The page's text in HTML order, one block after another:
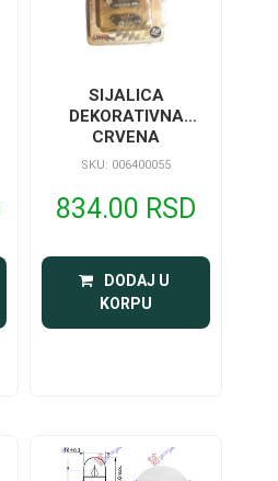
SIJALICA
DEKORATIVNA
CRVENA
SKU: 006400055
834.00 RSD
DODAJ U
KORPU